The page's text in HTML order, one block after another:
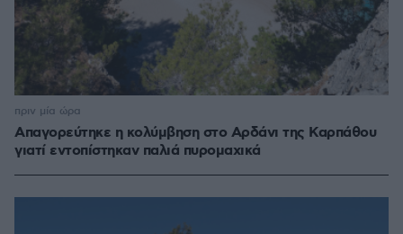
Απαγορεύτηκε η κολύμβηση στο Αρδάνι της Καρπάθου
γιατί εντοπίστηκαν παλιά πυρομαχικά
πριν μία ώρα